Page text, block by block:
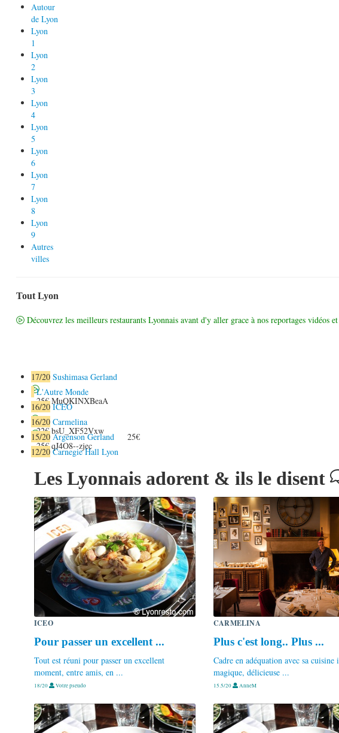
Autour
de Lyon
Lyon
1
Lyon
2
Lyon
3
Lyon
4
Lyon
5
Lyon
6
Lyon
7
Lyon
8
Lyon
9
Autres
villes
Tout Lyon
Découvrez les meilleurs restaurants Lyonnais avant d'y aller grace à nos reportages vidéos
17/20 Sushimasa Gerland
25€MuQKINXBeaA
L'Autre Monde
16/20 ICEO
22€bsU_XF52Vxw
16/20 Carmelina
25€qJ4O8--zjec
15/20 Argenson Gerland
25€
12/20 Carnegie Hall Lyon
Les Lyonnais adorent & ils le disent
ICEO
Pour passer un excellent ...
Tout est réuni pour passer un excellent
moment, entre amis, en ...
18/20 Votre pseudo
CARMELINA
Plus c'est long.. Plus ...
Cadre en adéquation avec sa cuisine
magique, délicieuse ...
15.5/20 AnneM